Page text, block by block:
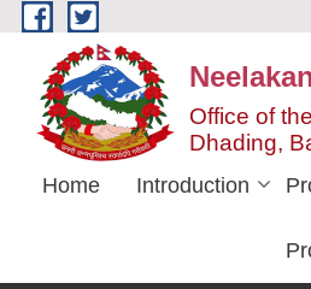
Skip to main content
Office of
Dhading,
Home Introduction